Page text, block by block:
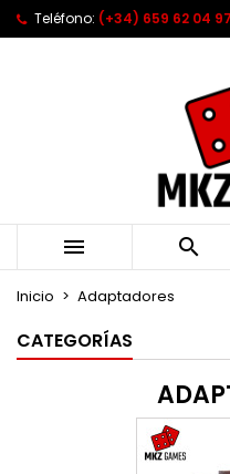
Teléfono: (+34) 659 62 04 97
 
Inicio Adaptadores
CATEGORÍAS